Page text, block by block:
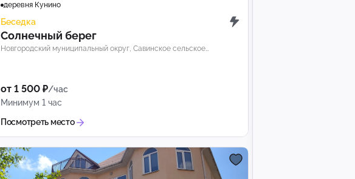
деревня Кунино
Беседка
Солнечный берег
Новгородский муниципальный округ, Савинское сельское
от 1 500 ₽/час
Минимум 1 час
Посмотреть место